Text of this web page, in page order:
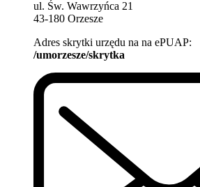
ul. Św. Wawrzyńca 21
43-180 Orzesze
Adres skrytki urzędu na na ePUAP:
/umorzesze/skrytka